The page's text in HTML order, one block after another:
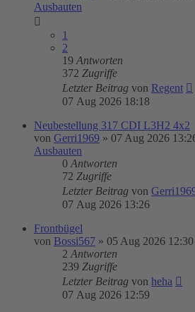
Ausbauten
1
2
19 Antworten
372 Zugriffe
Letzter Beitrag von Regent
07 Aug 2026 18:18
Neubestellung 317 CDI L3H2 4x2
von Gerri1969 » 07 Aug 2026
Ausbauten
0 Antworten
72 Zugriffe
Letzter Beitrag von
07 Aug 2026 13:26
Frontbügel
von Bossi567 » 05 Aug 2026 12:30
2 Antworten
239 Zugriffe
Letzter Beitrag von heha
07 Aug 2026 12:59